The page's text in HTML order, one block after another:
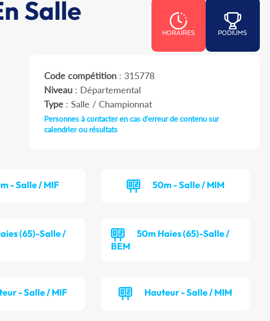
Salle
HORAIRES PODIUMS
Code compétition: 315778
Niveau: Départemental
Type: Salle / Championnat
Personnes à contacter en cas d'erreur de contenu sur
calendrier ou résultats
- Salle / MIF 50m - Salle / MIM
(65)-Salle /
50m Haies (65)-Salle /
BEM
- Salle / MIF Hauteur - Salle / MIM